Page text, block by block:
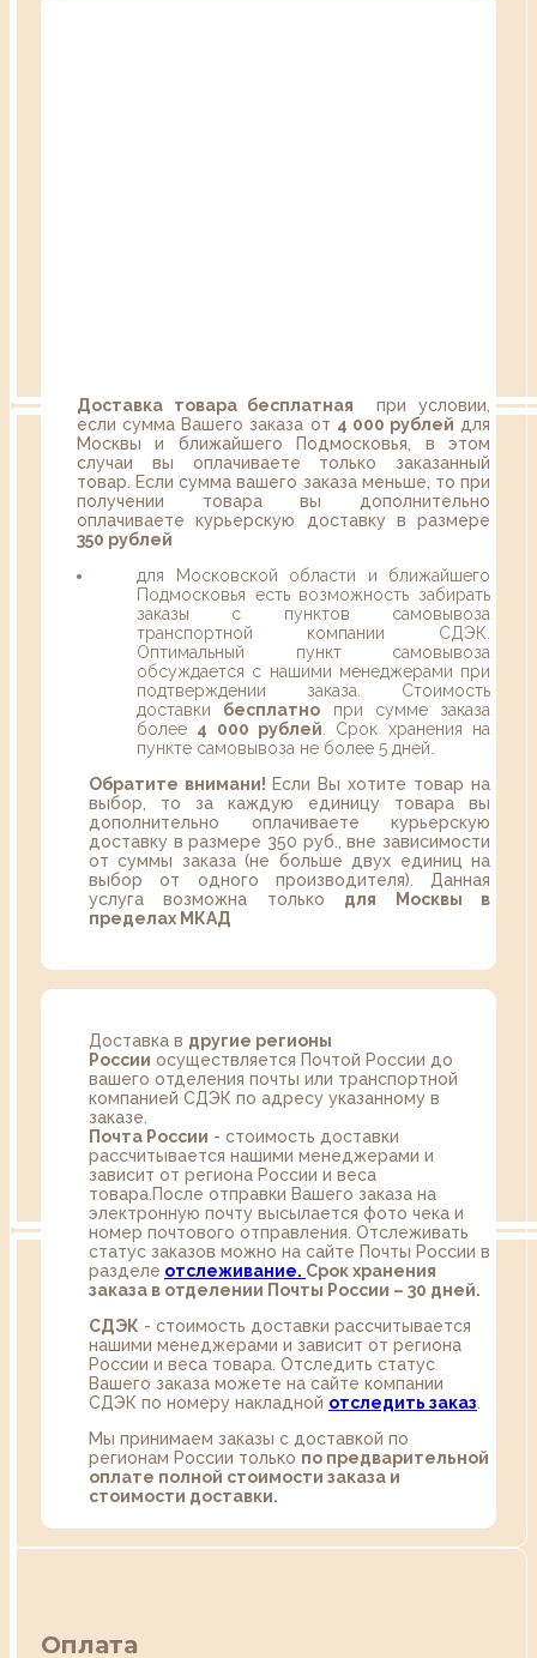
Доставка товара бесплатная при условии,
если сумма Вашего заказа от 4 000 рублей для
Москвы и ближайшего Подмосковья, в этом
случаи вы оплачиваете только заказанный
товар. Если сумма вашего заказа меньше, то при
получении товара вы дополнительно
оплачиваете курьерскую доставку в размере
350 рублей
для Московской области и ближайшего
Подмосковья есть возможность забирать
заказы с пунктов самовывоза
транспортной компании СДЭК.
Оптимальный пункт самовывоза
обсуждается с нашими менеджерами при
подтверждении заказа. Стоимость
доставки бесплатно при сумме заказа
более 4 000 рублей . Срок хранения на
пункте самовывоза не более 5 дней.
Обратите внимани! Если Вы хотите товар на
выбор, то за каждую единицу товара вы
дополнительно оплачиваете курьерскую
доставку в размере 350 руб., вне зависимости
от суммы заказа (не больше двух единиц на
выбор от одного производителя). Данная
услуга возможна только для Москвы в
пределах МКАД
Доставка в другие регионы
России осуществляется Почтой России до
вашего отделения почты или транспортной
компанией СДЭК по адресу указанному в
заказе.
Почта России - стоимость доставки
рассчитывается нашими менеджерами и
зависит от региона России и веса
товара.После отправки Вашего заказа на
электронную почту высылается фото чека и
номер почтового отправления. Отслеживать
статус заказов можно на сайте Почты России в
разделе oтслеживание. Срок хранения
заказа в отделении Почты России – 30 дней.
СДЭК - стоимость доставки рассчитывается
нашими менеджерами и зависит от региона
России и веса товара. Отследить статус
Вашего заказа можете на сайте компании
СДЭК по номеру накладной отследить заказ
Мы принимаем заказы с доставкой по
регионам России только по предварительной
оплате полной стоимости заказа и
стоимости доставки.
Оплата